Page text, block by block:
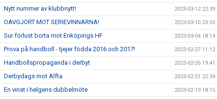
Nytt nummer av klubbnytt! 2023-03-12 22:39
OAVGJORT MOT SERIEVINNARNA! 2023-03-10 23:55
Sur förlust borta mot Enköpings HF 2023-03-04 18:14
Prova på handboll - tjejer födda 2016 och 2017! 2023-02-27 11:12
Handbollspropaganda i derbyt 2023-02-26 19:41
Derbydags mot Alfta 2023-02-21 22:34
En vinst i helgens dubbelmöte 2023-02-19 18:15